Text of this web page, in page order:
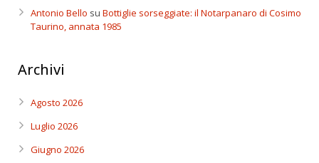
Antonio Bello su Bottiglie sorseggiate: il Notarpanaro di Cosimo
Taurino, annata 1985
Archivi
Agosto 2026
Luglio 2026
Giugno 2026